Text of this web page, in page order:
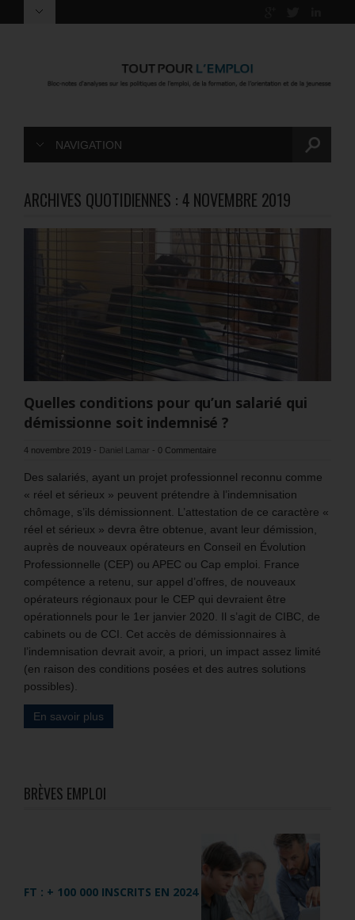
NAVIGATION
ARCHIVES QUOTIDIENNES : 4 NOVEMBRE 2019
Quelles conditions pour qu’un salarié qui
démissionne soit indemnisé ?
4 novembre 2019 - Daniel Lamar - 0 Commentaire
Des salariés, ayant un projet professionnel reconnu comme
« réel et sérieux » peuvent prétendre à l’indemnisation
chômage, s’ils démissionnent. L’attestation de ce caractère «
réel et sérieux » devra être obtenue, avant leur démission,
auprès de nouveaux opérateurs en Conseil en Évolution
Professionnelle (CEP) ou APEC ou Cap emploi. France
compétence a retenu, sur appel d’offres, de nouveaux
opérateurs régionaux pour le CEP qui devraient être
opérationnels pour le 1er janvier 2020. Il s’agit de CIBC, de
cabinets ou de CCI. Cet accès de démissionnaires à
l’indemnisation devrait avoir, a priori, un impact assez limité
(en raison des conditions posées et des autres solutions
possibles).
En savoir plus
BRÈVES EMPLOI
FT : + 100 000 INSCRITS EN 2024